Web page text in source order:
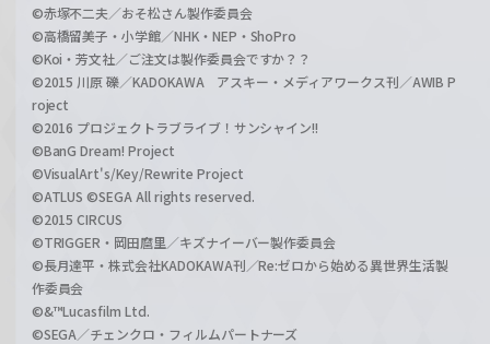
©赤塚不二夫／おそ松さん製作委員会
©高橋留美子・小学館／NHK・NEP・ShoPro
©Koi・芳文社／ご注文は製作委員会ですか？？
©2015 川原 礫／KADOKAWA アスキー・メディアワークス刊／AWIB P
roject
©2016 プロジェクトラブライブ！サンシャイン!!
©BanG Dream! Project
©VisualArt's/Key/Rewrite Project
©ATLUS ©SEGA All rights reserved.
©2015 CIRCUS
©TRIGGER・岡田麿里／キズナイーバー製作委員会
©長月達平・株式会社KADOKAWA刊／Re:ゼロから始める異世界生活製
作委員会
©&™Lucasfilm Ltd.
©SEGA／チェンクロ・フィルムパートナーズ